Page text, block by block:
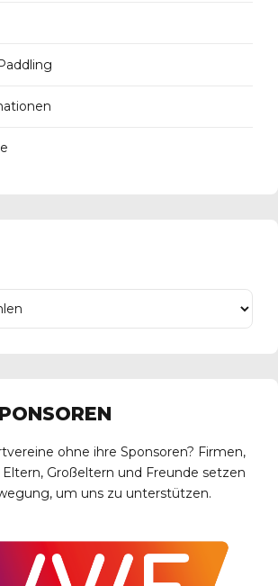
ohne ihre Sponsoren? Firmen,
Eltern, Großeltern und Freunde setzen
um uns zu unterstützen.